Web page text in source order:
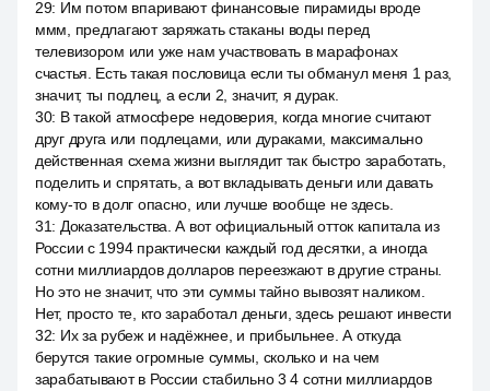
29: Им потом впаривают финансовые пирамиды вроде
ммм, предлагают заряжать стаканы воды перед
телевизором или уже нам участвовать в марафонах
счастья. Есть такая пословица если ты обманул меня 1 раз,
значит, ты подлец, а если 2, значит, я дурак.
30: В такой атмосфере недоверия, когда многие считают
друг друга или подлецами, или дураками, максимально
действенная схема жизни выглядит так быстро заработать,
поделить и спрятать, а вот вкладывать деньги или давать
кому-то в долг опасно, или лучше вообще не здесь.
31: Доказательства. А вот официальный отток капитала из
России с 1994 практически каждый год десятки, а иногда
сотни миллиардов долларов переезжают в другие страны.
Но это не значит, что эти суммы тайно вывозят наликом.
Нет, просто те, кто заработал деньги, здесь решают инвести
32: Их за рубеж и надёжнее, и прибыльнее. А откуда
берутся такие огромные суммы, сколько и на чем
зарабатывают в России стабильно 3 4 сотни миллиардов